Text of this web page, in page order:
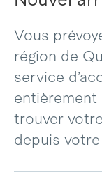
Vous
région de
service
entièrement
trouver
depuis votre